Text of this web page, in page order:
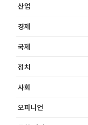
산업
경제
국제
정치
사회
오피니언